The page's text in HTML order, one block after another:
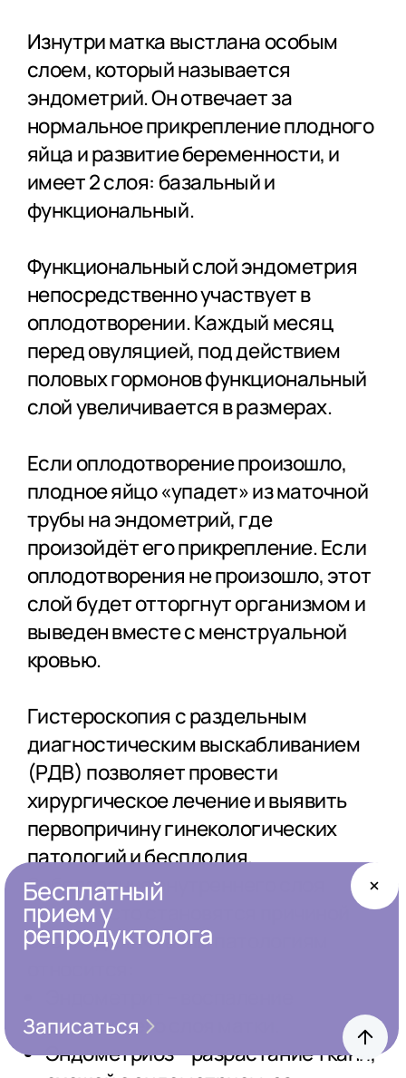
Изнутри матка выстлана особым
слоем, который называется
эндометрий. Он отвечает за
нормальное прикрепление плодного
яйца и развитие беременности, и
имеет 2 слоя: базальный и
функциональный.
Функциональный слой эндометрия
непосредственно участвует в
оплодотворении. Каждый месяц
перед овуляцией, под действием
половых гормонов функциональный
слой увеличивается в размерах.
Если оплодотворение произошло,
плодное яйцо «упадет» из маточной
трубы на эндометрий, где
произойдёт его прикрепление. Если
оплодотворения не произошло, этот
слой будет отторгнут организмом и
выведен вместе с менструальной
кровью.
Гистероскопия с раздельным
диагностическим выскабливанием
(РДВ) позволяет провести
хирургическое лечение и выявить
первопричину гинекологических
патологий и бесплодия.
Заболевания внутреннего слоя
матки часто становятся причиной
бесплодия. К таким патологиям
внутреннего слоя матки.
Эндометриоз – разрастание ткани,
Бесплатный
прием у
репродуктолога
Записаться